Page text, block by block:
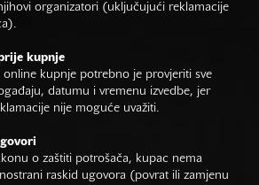
organizatori (uključujući reklamacije
kupnje
online kupnje potrebno je provjeriti sve
datumu i vremenu izvedbe, jer
nije moguće uvažiti.
o zaštiti potrošača, kupac nema
raskid ugovora (povrat ili zamjenu